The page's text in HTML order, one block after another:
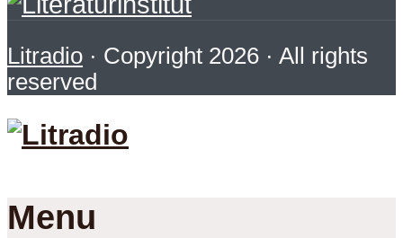
Litradio · Copyright 2026 · All rights
reserved
Menu